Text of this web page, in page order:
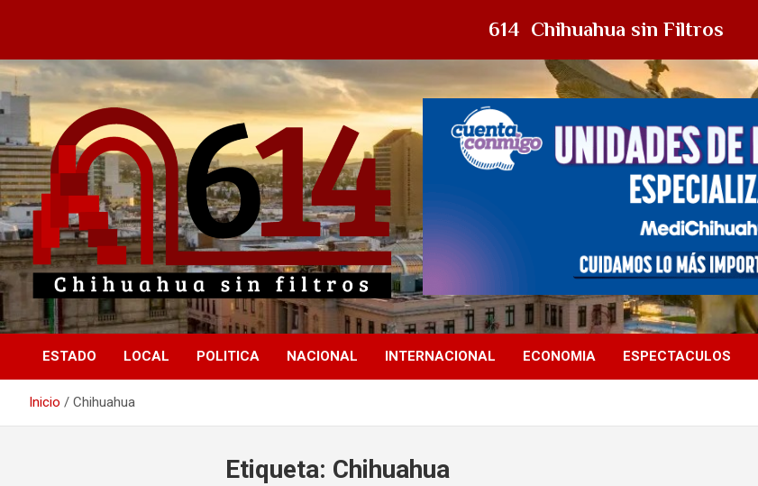
Saltar
contenido
614
Chihuahua sin filtros
ESTADO LOCAL POLITICA NACIONAL INTERNACIONAL ECONOMIA ESPECTACULOS
Inicio Chihuahua
Etiqueta: Chihuahua
614 Chihuahua sin Filtros